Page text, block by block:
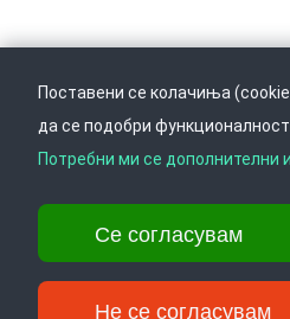
Врати се горе
Ул. Даме Груев 14, Катна гаража Беко
Тел: +389 2 3103 601 (641), Факс:
info@ippo.gov.mk
Поставени се колачиња
да се подобри
Потребни ми се дополнителни
Се согласувам
Не се согласувам